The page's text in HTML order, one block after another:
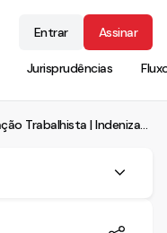
Jurisprudências
Entrar Assinar
Modelo de Contestação Trabalhista | Indenização Danos Morais | 2026